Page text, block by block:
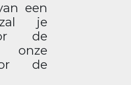
een
je
de
onze
de